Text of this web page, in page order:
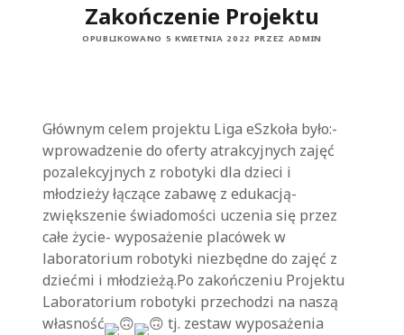
Zakończenie Projektu
OPUBLIKOWANO 5 KWIETNIA 2022 PRZEZ ADMIN
Głównym celem projektu Liga eSzkoła było:-
wprowadzenie do oferty atrakcyjnych zajęć
pozalekcyjnych z robotyki dla dzieci i
młodzieży łączące zabawę z edukacją-
zwiększenie świadomości uczenia się przez
całe życie- wyposażenie placówek w
laboratorium robotyki niezbędne do zajęć z
dziećmi i młodzieżą.Po zakończeniu Projektu
Laboratorium robotyki przechodzi na naszą
własność
tj. zestaw wyposażenia